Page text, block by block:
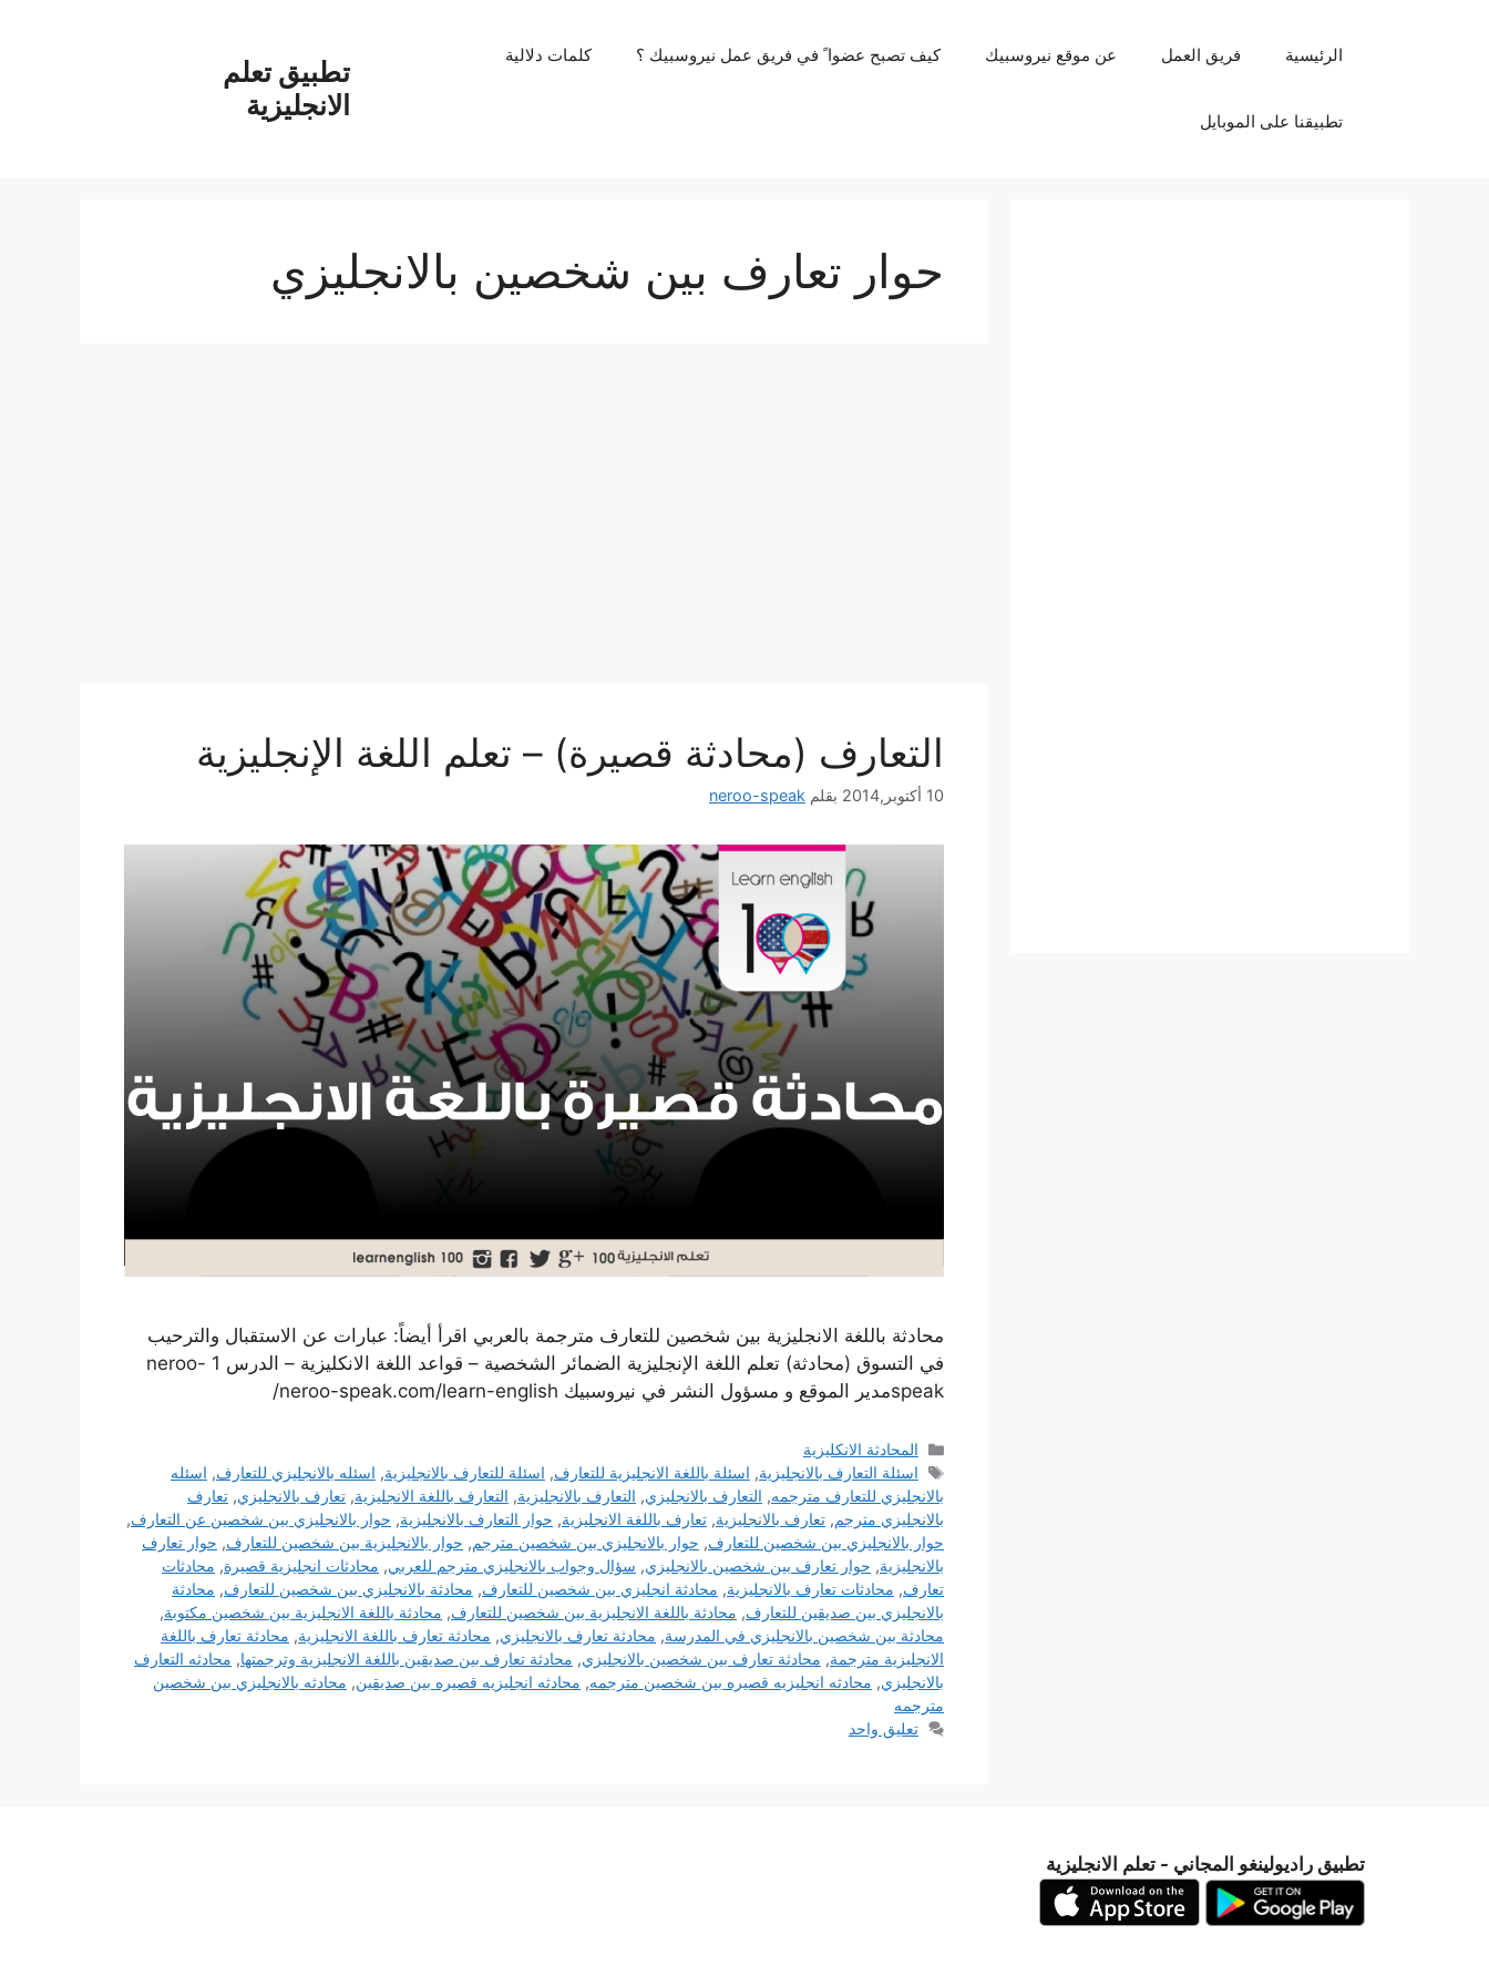
تطبيق تعلم
الانجليزية
الرئيسية فريق العمل عن موقع نيروسبيك كيف تصبح عضوا ً في فريق عمل نيروسبيك ؟ كلمات دلالية
تطبيقنا على الموبايل
حوار تعارف بين شخصين بالانجليزي
التعارف (محادثة قصيرة) – تعلم اللغة الإنجليزية
10 أكتوبر,2014 بقلم neroo-speak
محادثة باللغة الانجليزية بين شخصين للتعارف مترجمة بالعربي اقرأ أيضاً: عبارات عن الاستقبال والترحيب
في التسوق (محادثة) تعلم اللغة الإنجليزية الضمائر الشخصية – قواعد اللغة الانكليزية – الدرس 1 neroo-
speakمدير الموقع و مسؤول النشر في نيروسبيك neroo-speak.com/learn-english/
التصنيفات
المحادثة الانكليزية
الوسوم
اسئلة التعارف بالانجليزية, اسئلة باللغة الانجليزية للتعارف, اسئلة للتعارف بالانجليزية, اسئله بالانجليزي للتعارف, اسئله
بالانجليزي للتعارف مترجمه, التعارف بالانجليزي, التعارف بالانجليزية, التعارف باللغة الانجليزية, تعارف بالانجليزي, تعارف
بالانجليزي مترجم, تعارف بالانجليزية, تعارف باللغة الانجليزية, حوار التعارف بالانجليزية, حوار بالانجليزي بين شخصين عن التعارف,
حوار بالانجليزي بين شخصين للتعارف, حوار بالانجليزي بين شخصين مترجم, حوار بالانجليزية بين شخصين للتعارف, حوار تعارف
بالانجليزية, حوار تعارف بين شخصين بالانجليزي, سؤال وجواب بالانجليزي مترجم للعربي, محادثات انجليزية قصيرة, محادثات
تعارف, محادثات تعارف بالانجليزية, محادثة انجليزي بين شخصين للتعارف, محادثة بالانجليزي بين شخصين للتعارف, محادثة
بالانجليزي بين صديقين للتعارف, محادثة باللغة الانجليزية بين شخصين للتعارف, محادثة باللغة الانجليزية بين شخصين مكتوبة,
محادثة بين شخصين بالانجليزي في المدرسة, محادثة تعارف بالانجليزي, محادثة تعارف باللغة الانجليزية, محادثة تعارف باللغة
الانجليزية مترجمة, محادثة تعارف بين شخصين بالانجليزي, محادثة تعارف بين صديقين باللغة الانجليزية وترجمتها, محادثه التعارف
بالانجليزي, محادثه انجليزيه قصيره بين شخصين مترجمه, محادثه انجليزيه قصيره بين صديقين, محادثه بالانجليزي بين شخصين
مترجمه
تعليق واحد
تطبيق راديولينغو المجاني - تعلم الانجليزية